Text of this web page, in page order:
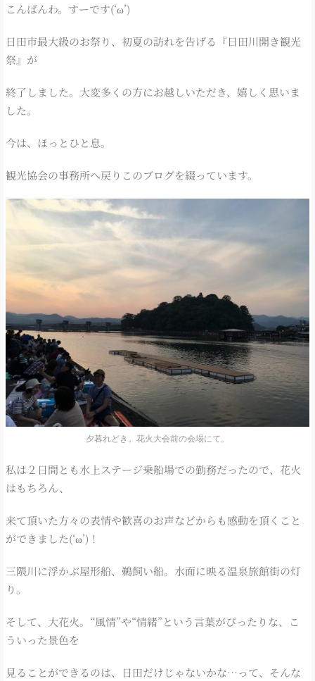
こんばんわ。すーです(‘ω’)
日田市最大級のお祭り、初夏の訪れを告げる『日田川開き観光
祭』が
終了しました。大変多くの方にお越しいただき、嬉しく思いま
した。
今は、ほっとひと息。
観光協会の事務所へ戻りこのブログを綴っています。
夕暮れどき。花火大会前の会場にて。
私は２日間とも水上ステージ乗船場での勤務だったので、花火
はもちろん、
来て頂いた方々の表情や歓喜のお声などからも感動を頂くこと
ができました(‘ω’)！
三隈川に浮かぶ屋形船、鵜飼い船。水面に映る温泉旅館街の灯
り。
そして、大花火。“風情”や“情緒”という言葉がぴったりな、こ
ういった景色を
見ることができるのは、日田だけじゃないかな…って、そんな